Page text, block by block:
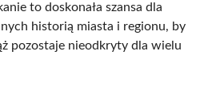
to doskonała szansa dla
historią miasta i regionu, by
pozostaje nieodkryty dla wielu